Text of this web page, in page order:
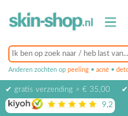
Anderen zochten op peeling • acné •
✔ gratis verzending > € 35,00 ✔
9,2 op